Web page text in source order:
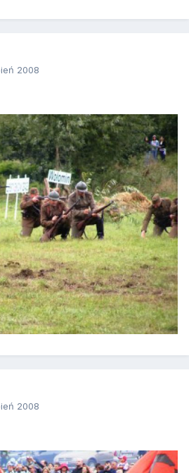
2008
2008